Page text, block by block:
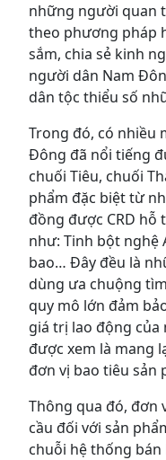
những người quan
theo phương pháp
sắm, chia sẻ kinh
người dân Nam
dân tộc thiểu số
Trong đó, có nhiều
Đông đã nổi tiếng
chuối Tiêu, chuối
phẩm đặc biệt từ
đồng được CRD
như: Tinh bột nghệ
bao… Đây đều là
dùng ưa chuộng
quy mô lớn đảm
giá trị lao động
được xem là mang
đơn vị bao tiêu sản
Thông qua đó, đơn
cầu đối với sản
chuỗi hệ thống